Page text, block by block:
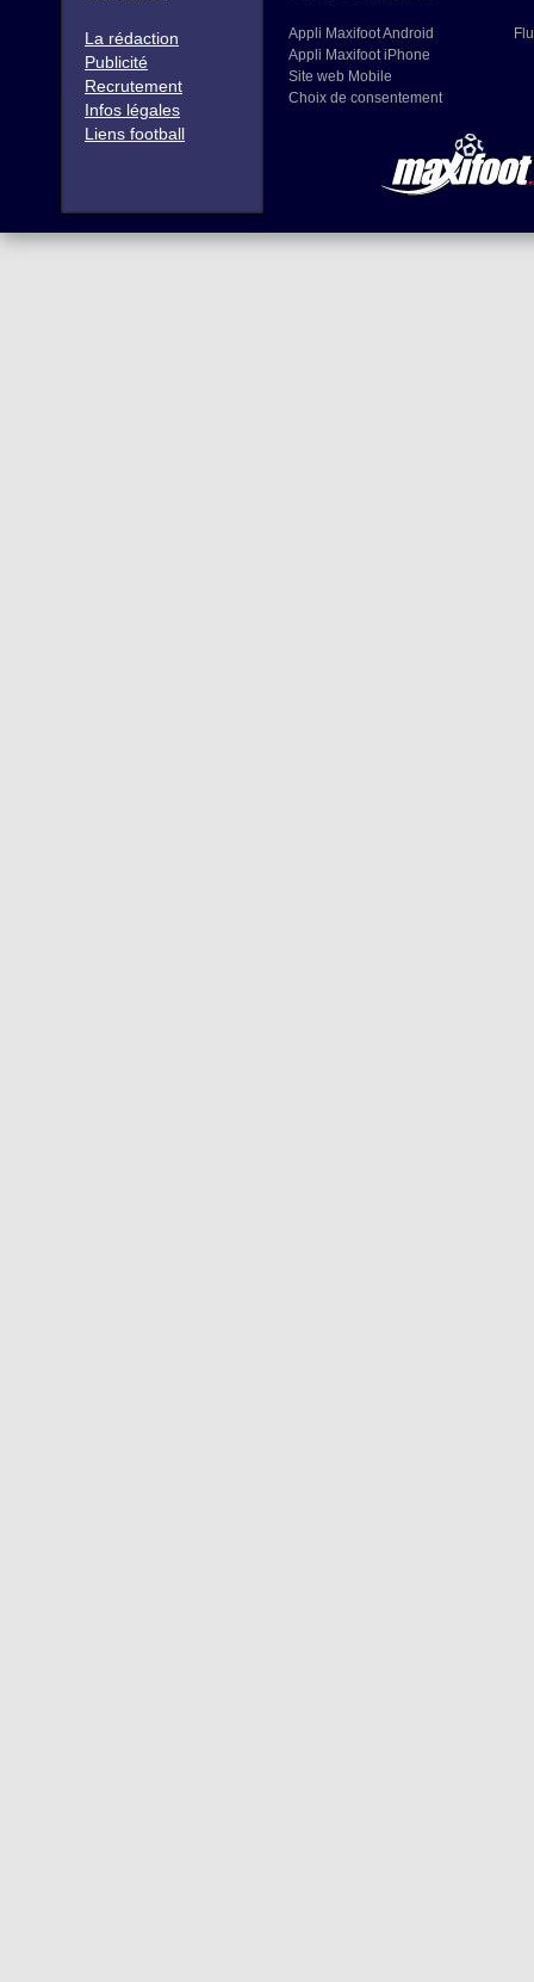
La rédaction
Publicité
Recrutement
Infos légales
Liens football
Appli Maxifoot Android
Appli Maxifoot iPhone
Site web Mobile
Choix de consentement